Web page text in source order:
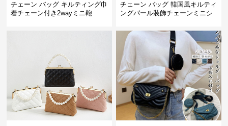
チェーン バッグ キルティング巾
着チェーン付き2wayミニ鞄
チェーン バッグ 韓国風キルティ
ングパール装飾チェーンミニシ